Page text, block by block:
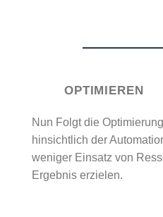
OPTIMIEREN
Nun Folgt die
hinsichtlich der
weniger Einsatz von
Ergebnis erzielen.